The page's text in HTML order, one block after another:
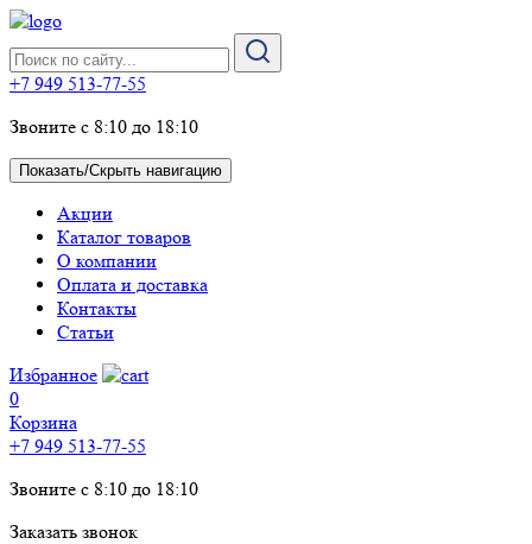
+7 949 513-77-55
Звоните с 8:10 до 18:10
Показать/Скрыть навигацию
Акции
Каталог товаров
О компании
Оплата и доставка
Контакты
Статьи
Избранное
0
Корзина
+7 949 513-77-55
Звоните с 8:10 до 18:10
Заказать звонок